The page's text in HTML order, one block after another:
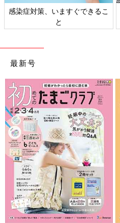
きの」赤ちゃん・
日本外来小児
最新号